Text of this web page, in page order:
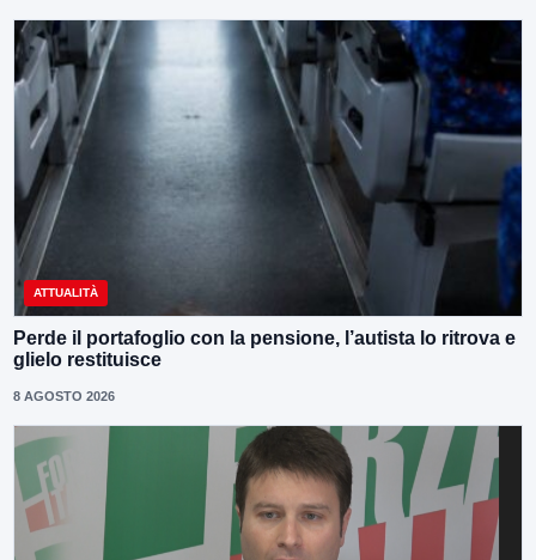
ATTUALITÀ
Perde il portafoglio con la pensione, l’autista lo ritrova e
glielo restituisce
8 AGOSTO 2026